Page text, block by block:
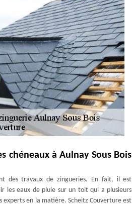
chéneaux à Aulnay Sous Bois
des travaux de zingueries. En fait, il est
les eaux de pluie sur un toit qui a plusieurs
experts en la matière. Scheitz Couverture est